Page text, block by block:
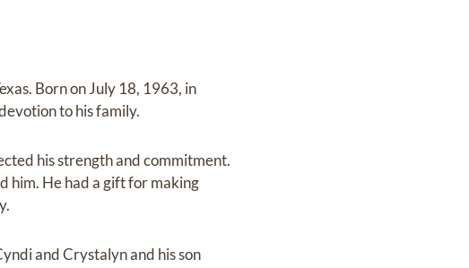
Born on July 18, 1963, in
to his family.
his strength and commitment.
him. He had a gift for making
and Crystalyn and his son